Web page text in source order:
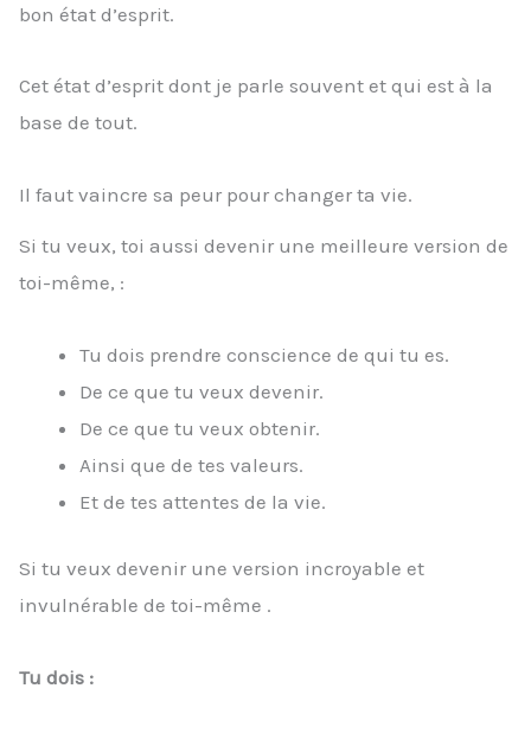
bon état d’esprit.
Cet état d’esprit dont je parle souvent et qui est à la
base de tout.
Il faut vaincre sa peur pour changer ta vie.
Si tu veux, toi aussi devenir une meilleure version de
toi-même, :
Tu dois prendre conscience de qui tu es.
De ce que tu veux devenir.
De ce que tu veux obtenir.
Ainsi que de tes valeurs.
Et de tes attentes de la vie.
Si tu veux devenir une version incroyable et
invulnérable de toi-même .
Tu dois :